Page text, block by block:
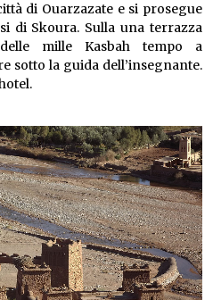
di Ouarzazate e si prosegue
di Skoura. Sulla una terrazza
mille Kasbah tempo a
sotto la guida dell’insegnante.